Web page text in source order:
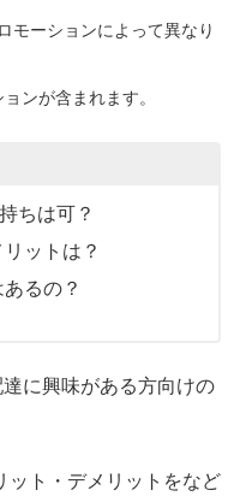
モーションによって異なり
ンが含まれます。
ちは可？
ットは？
るの？
に興味がある方向けの
ット・デメリットをなど